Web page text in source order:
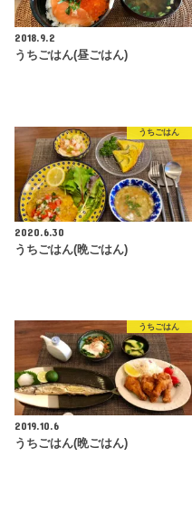
2018.9.2
うちごはん(昼ごはん)
うちごはん
2020.6.30
うちごはん(晩ごはん)
うちごはん
2019.10.6
うちごはん(晩ごはん)